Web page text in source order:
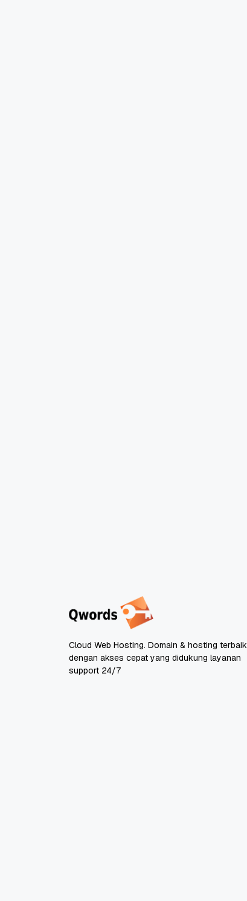
Cloud Web Hosting. Domain & hosting terbaik
dengan akses cepat yang didukung layanan
support 24/7